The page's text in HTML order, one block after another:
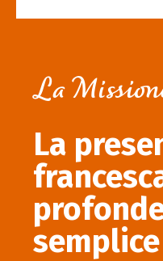
La
La
semplice